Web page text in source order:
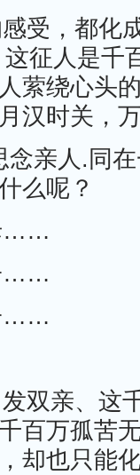
受，都化
征人是千
萦绕心头
汉时关，
念亲人.同
么呢？
……
……
……
双亲、这
百万孤苦
却也只能